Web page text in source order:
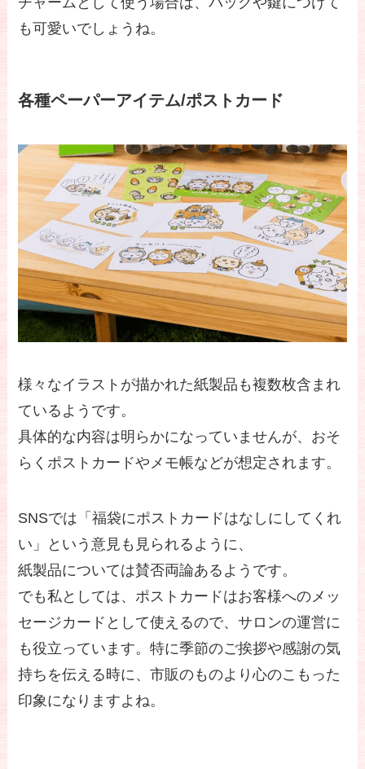
も可愛いでしょうね。
各種ペーパーアイテム/ポストカード
様々なイラストが描かれた紙製品も複数枚含まれ
ているようです。
具体的な内容は明らかになっていませんが、おそ
らくポストカードやメモ帳などが想定されます。
SNSでは「福袋にポストカードはなしにしてくれ
い」という意見も見られるように、
紙製品については賛否両論あるようです。
でも私としては、ポストカードはお客様へのメッ
セージカードとして使えるので、サロンの運営に
も役立っています。特に季節のご挨拶や感謝の気
持ちを伝える時に、市販のものより心のこもった
印象になりますよね。